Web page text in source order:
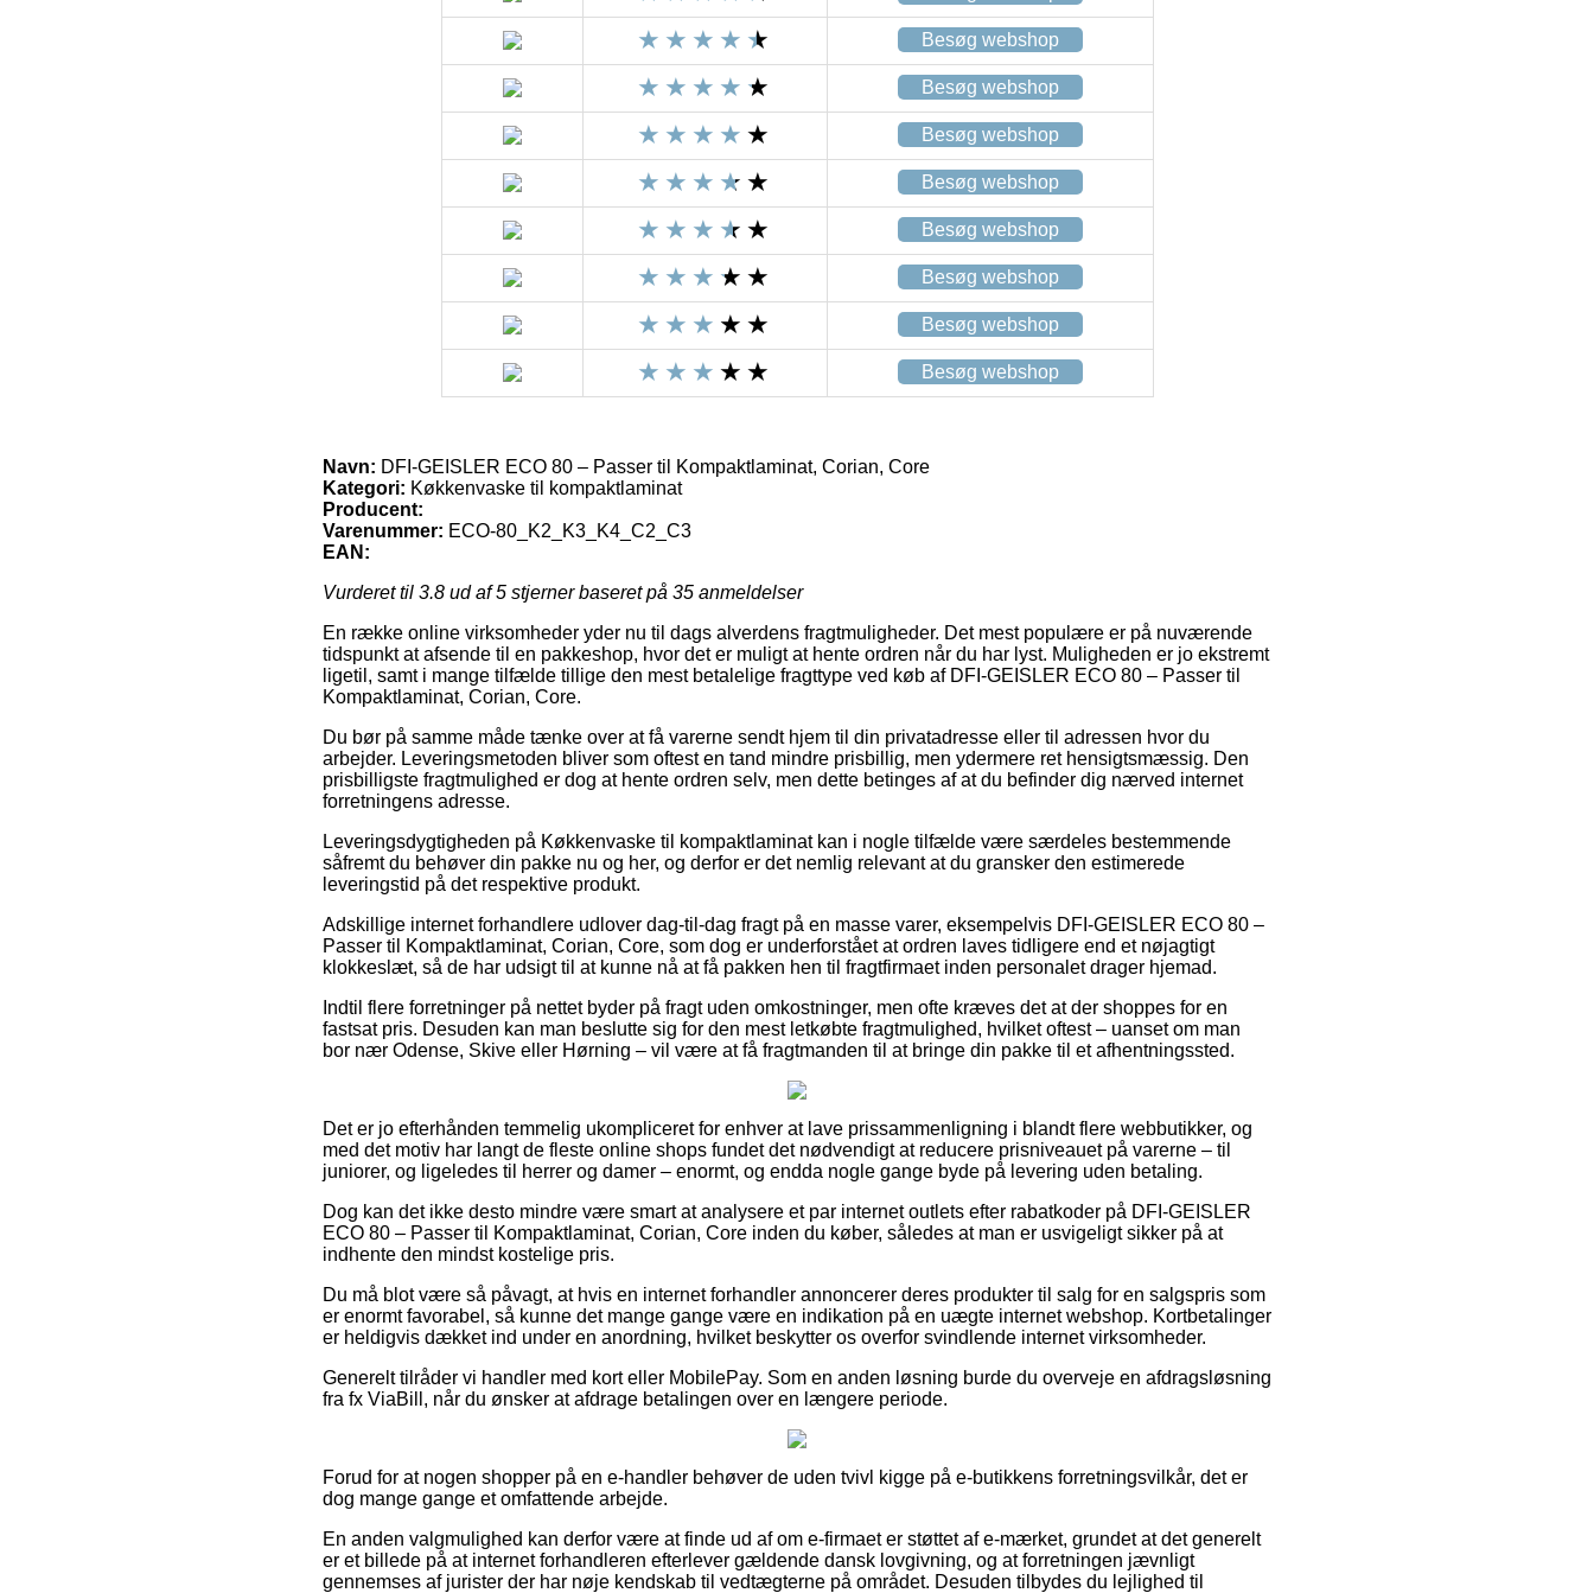
Besøg webshop
Besøg webshop
Besøg webshop
Besøg webshop
Besøg webshop
Besøg webshop
Besøg webshop
Besøg webshop
Navn: DFI-GEISLER ECO 80 – Passer til Kompaktlaminat, Corian, Core
Kategori: Køkkenvaske til kompaktlaminat
Producent:
Varenummer: ECO-80_K2_K3_K4_C2_C3
EAN:
Vurderet til 3.8 ud af 5 stjerner baseret på 35 anmeldelser
En række online virksomheder yder nu til dags alverdens fragtmuligheder. Det mest populære er på nuværende
tidspunkt at afsende til en pakkeshop, hvor det er muligt at hente ordren når du har lyst. Muligheden er jo ekstremt
ligetil, samt i mange tilfælde tillige den mest betalelige fragttype ved køb af DFI-GEISLER ECO 80 – Passer til
Kompaktlaminat, Corian, Core.
Du bør på samme måde tænke over at få varerne sendt hjem til din privatadresse eller til adressen hvor du
arbejder. Leveringsmetoden bliver som oftest en tand mindre prisbillig, men ydermere ret hensigtsmæssig. Den
prisbilligste fragtmulighed er dog at hente ordren selv, men dette betinges af at du befinder dig nærved internet
forretningens adresse.
Leveringsdygtigheden på Køkkenvaske til kompaktlaminat kan i nogle tilfælde være særdeles bestemmende
såfremt du behøver din pakke nu og her, og derfor er det nemlig relevant at du gransker den estimerede
leveringstid på det respektive produkt.
Adskillige internet forhandlere udlover dag-til-dag fragt på en masse varer, eksempelvis DFI-GEISLER ECO 80 –
Passer til Kompaktlaminat, Corian, Core, som dog er underforstået at ordren laves tidligere end et nøjagtigt
klokkeslæt, så de har udsigt til at kunne nå at få pakken hen til fragtfirmaet inden personalet drager hjemad.
Indtil flere forretninger på nettet byder på fragt uden omkostninger, men ofte kræves det at der shoppes for en
fastsat pris. Desuden kan man beslutte sig for den mest letkøbte fragtmulighed, hvilket oftest – uanset om man
bor nær Odense, Skive eller Hørning – vil være at få fragtmanden til at bringe din pakke til et afhentningssted.
Det er jo efterhånden temmelig ukompliceret for enhver at lave prissammenligning i blandt flere webbutikker, og
med det motiv har langt de fleste online shops fundet det nødvendigt at reducere prisniveauet på varerne – til
juniorer, og ligeledes til herrer og damer – enormt, og endda nogle gange byde på levering uden betaling.
Dog kan det ikke desto mindre være smart at analysere et par internet outlets efter rabatkoder på DFI-GEISLER
ECO 80 – Passer til Kompaktlaminat, Corian, Core inden du køber, således at man er usvigeligt sikker på at
indhente den mindst kostelige pris.
Du må blot være så påvagt, at hvis en internet forhandler annoncerer deres produkter til salg for en salgspris som
er enormt favorabel, så kunne det mange gange være en indikation på en uægte internet webshop. Kortbetalinger
er heldigvis dækket ind under en anordning, hvilket beskytter os overfor svindlende internet virksomheder.
Generelt tilråder vi handler med kort eller MobilePay. Som en anden løsning burde du overveje en afdragsløsning
fra fx ViaBill, når du ønsker at afdrage betalingen over en længere periode.
Forud for at nogen shopper på en e-handler behøver de uden tvivl kigge på e-butikkens forretningsvilkår, det er
dog mange gange et omfattende arbejde.
En anden valgmulighed kan derfor være at finde ud af om e-firmaet er støttet af e-mærket, grundet at det generelt
er et billede på at internet forhandleren efterlever gældende dansk lovgivning, og at forretningen jævnligt
gennemses af jurister der har nøje kendskab til vedtægterne på området. Desuden tilbydes du lejlighed til